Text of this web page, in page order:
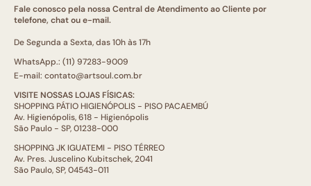
Fale conosco pela nossa Central de Atendimento ao Cliente por
telefone, chat ou e-mail.
De Segunda a Sexta, das 10h às 17h
WhatsApp.: (11) 97283-9009
E-mail: contato@artsoul.com.br
VISITE NOSSAS LOJAS FÍSICAS:
SHOPPING PÁTIO HIGIENÓPOLIS - PISO PACAEMBÚ
Av. Higienópolis, 618 - Higienópolis
São Paulo - SP, 01238-000
SHOPPING JK IGUATEMI - PISO TÉRREO
Av. Pres. Juscelino Kubitschek, 2041
São Paulo, SP, 04543-011